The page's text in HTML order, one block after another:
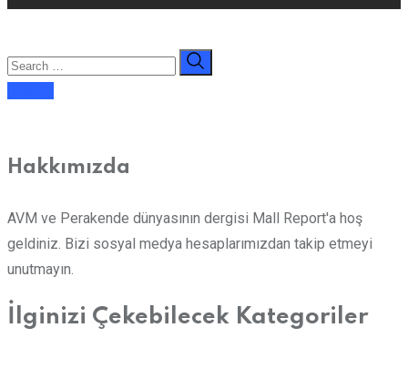
Hakkımızda
AVM ve Perakende dünyasının dergisi Mall Report'a hoş
geldiniz. Bizi sosyal medya hesaplarımızdan takip etmeyi
unutmayın.
İlginizi Çekebilecek Kategoriler